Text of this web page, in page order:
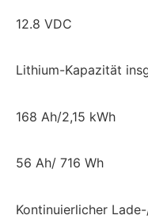
12.8 VDC
Lithium-Kapazität
168 Ah/2,15 kWh
56 Ah/ 716 Wh
Kontinuierlicher